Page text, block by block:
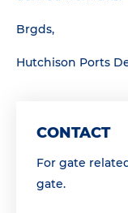
Brgds,
Hutchison Ports
CONTACT
For gate
gate.